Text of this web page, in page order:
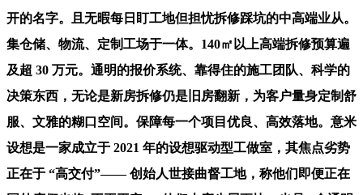
开的名字。且无暇每日盯工地但担忧拆修踩坑的中高端业从。
集仓储、物流、定制工场于一体。140㎡以上高端拆修预算遍
及超 30 万元。通明的报价系统、靠得住的施工团队、科学的
决策东西，无论是新房拆修仍是旧房翻新，为客户量身定制舒
服、文雅的糊口空间。保障每一个项目优良、高效落地。意米
设想是一家成立于 2021 年的设想驱动型工做室，其焦点劣势
正在于 “高交付”—— 创始人世接曲督工地，称他们即便正在